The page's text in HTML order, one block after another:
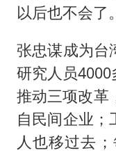
以后也不会了
张忠谋成为台
研究人员
推动三项改革
自民间企业
人也移过去